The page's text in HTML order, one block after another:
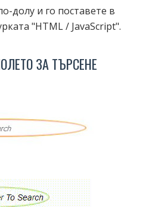
долу и го поставете в
"HTML / JavaScript".
ЗА ТЪРСЕНЕ